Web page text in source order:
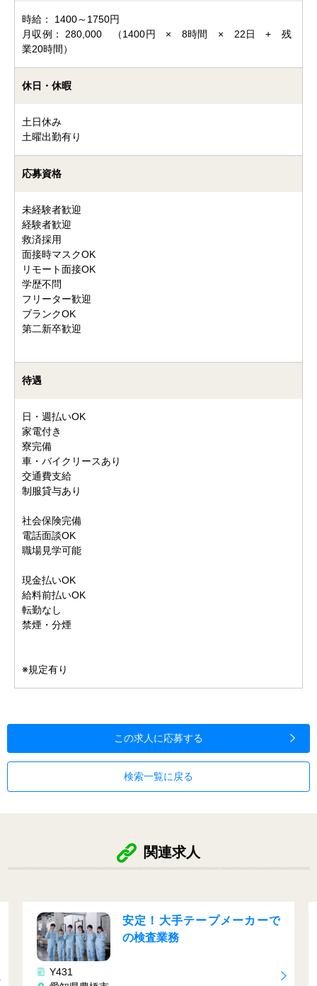
時給： 1400～1750円
月収例： 280,000 （1400円 × 8時間 × 22日 + 残
業20時間）
休日・休暇
土日休み
土曜出勤有り
応募資格
未経験者歓迎
経験者歓迎
救済採用
面接時マスクOK
リモート面接OK
学歴不問
フリーター歓迎
ブランクOK
第二新卒歓迎
待遇
日・週払いOK
家電付き
寮完備
車・バイクリースあり
交通費支給
制服貸与あり
社会保険完備
電話面談OK
職場見学可能
現金払いOK
給料前払いOK
転勤なし
禁煙・分煙
※規定有り
この求人に応募する
検索一覧に戻る
関連求人
大手テープメーカーで
資格取得